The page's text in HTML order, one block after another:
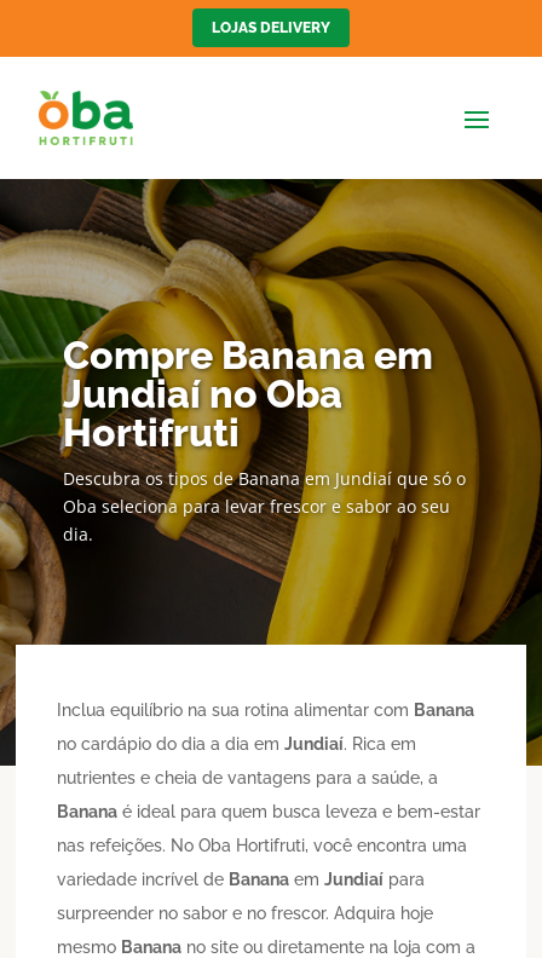
LOJAS DELIVERY
Compre Banana em
Jundiaí no Oba
Hortifruti
Descubra os tipos de Banana em Jundiaí que só o
Oba seleciona para levar frescor e sabor ao seu
dia.
Inclua equilíbrio na sua rotina alimentar com Banana
no cardápio do dia a dia emJundiaí. Rica em
nutrientes e cheia de vantagens para a saúde, a
Banana é ideal para quem busca leveza e bem-estar
nas refeições. No Oba Hortifruti, você encontra uma
variedade incrível de Banana emJundiaí para
surpreender no sabor e no frescor. Adquira hoje
mesmo Banana no site ou diretamente na loja com a